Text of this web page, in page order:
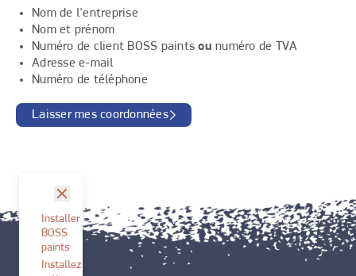
Nom de l'entreprise
Nom et prénom
Numéro de client BOSS paintsounuméro de TVA
Adresse e-mail
Numéro de téléphone
Laisser mes coordonnées
Installer
BOSS
paints
Installez
fermer